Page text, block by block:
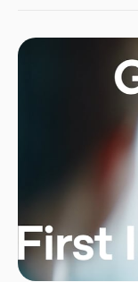
(무료)이번 파트너십은
세계에 처음 알린 구글과
허사비스 CEO는 이날
현대차·LG 등 주요 기
방문 일정은 29일 진행
이어졌습니다. 그는 이
9단과 다시 마주 앉았죠.
사람의 대담은, 10년 전